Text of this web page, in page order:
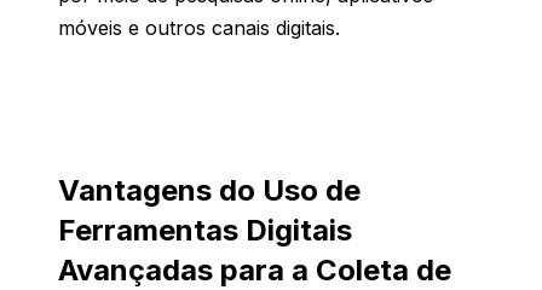
móveis e outros canais digitais.
Vantagens do Uso de
Ferramentas Digitais
Avançadas para a Coleta de